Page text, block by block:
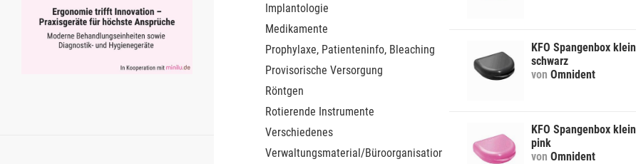
Implantologie
Medikamente
Prophylaxe, Patienteninfo, Bleaching
Provisorische Versorgung
Röntgen
Rotierende Instrumente
Verschiedenes
Verwaltungsmaterial/Büroorganisation
KFO Spangenbox klein
schwarz
von Omnident
KFO Spangenbox klein
pink
von Omnident